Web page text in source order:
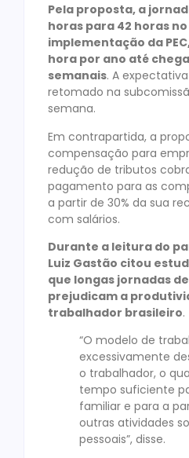
Pela proposta, a
horas para 42 horas
implementação da
hora por ano até
semanais. A
retomado na
semana.
Em contrapartida, a
compensação para
redução de tributos
pagamento para as
a partir de 30% da sua
com salários.
Durante a leitura do
Luiz Gastão citou
que longas jornadas
prejudicam a
trabalhador brasileiro.
“O modelo de
excessivamente
o trabalhador, o
tempo suficiente
familiar e para a
outras atividades
pessoais”, disse.